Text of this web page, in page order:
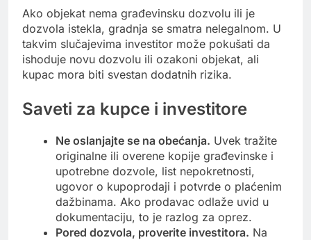
Ako objekat nema građevinsku dozvolu ili je
dozvola istekla, gradnja se smatra nelegalnom. U
takvim slučajevima investitor može pokušati da
ishoduje novu dozvolu ili ozakoni objekat, ali
kupac mora biti svestan dodatnih rizika.
Saveti za kupce i investitore
Ne oslanjajte se na obećanja. Uvek tražite
originalne ili overene kopije građevinske i
upotrebne dozvole, list nepokretnosti,
ugovor o kupoprodaji i potvrde o plaćenim
dažbinama. Ako prodavac odlaže uvid u
dokumentaciju, to je razlog za oprez.
Pored dozvola, proverite investitora. Na